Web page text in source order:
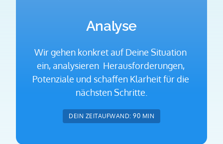
Analyse
Wir gehen konkret auf Deine Situation
ein, analysieren  Herausforderungen,
Potenziale und schaffen Klarheit für die
nächsten Schritte.
DEIN ZEITAUFWAND: 90 MIN